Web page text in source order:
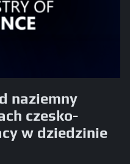
naziemny
czesko-
w dziedzinie